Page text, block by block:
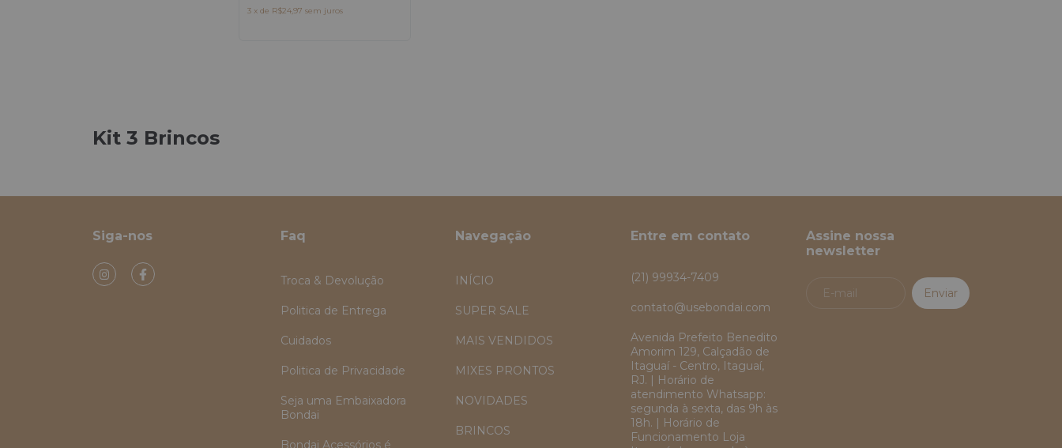
3 x de R$24,97 sem juros
Kit 3 Brincos
Siga-nos Faq
Troca & Devolução
Politica de Entrega
Cuidados
Politica de Privacidade
Seja uma Embaixadora
Bondai
Navegação
INÍCIO
SUPER SALE
MAIS VENDIDOS
MIXES PRONTOS
NOVIDADES
BRINCOS
Entre em contato
(21) 99934-7409
contato@usebondai.com
Avenida Prefeito Benedito
Amorim 129, Calçadão de
Itaguaí - Centro, Itaguaí,
RJ. | Horário de
atendimento Whatsapp:
segunda à sexta, das 9h às
18h. | Horário de
Funcionamento Loja
Assine nossa
newsletter